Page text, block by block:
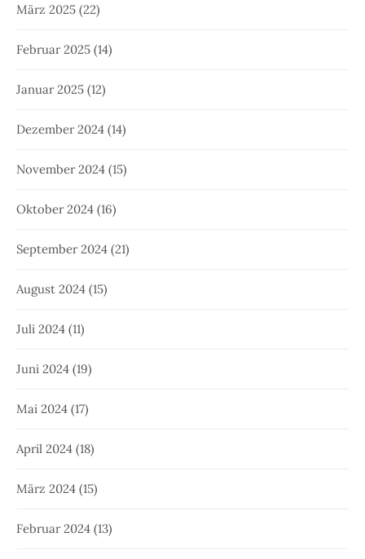
März 2025 (22)
Februar 2025 (14)
Januar 2025 (12)
Dezember 2024 (14)
November 2024 (15)
Oktober 2024 (16)
September 2024 (21)
August 2024 (15)
Juli 2024 (11)
Juni 2024 (19)
Mai 2024 (17)
April 2024 (18)
März 2024 (15)
Februar 2024 (13)